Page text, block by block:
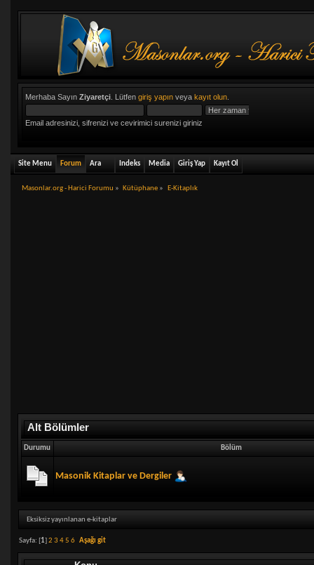
Merhaba Sayın Ziyaretçi. Lütfen giriş yapınveya kayıt olun.
Email adresinizi, sifrenizi ve cevirimici surenizi giriniz
Site Menu Forum Ara Indeks Media Giriş Yap Kayıt Ol
Masonlar.org - Harici Forumu » Kütüphane » E-Kitaplık
Alt Bölümler
Durumu Bölüm
Masonik Kitaplar ve Dergiler
Eksiksiz yayınlanan e-kitaplar
Sayfa: [1] 2 3 45 6 Aşağı git